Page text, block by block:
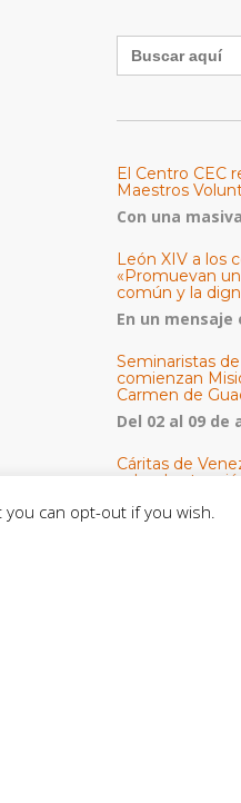
Buscar:
El Centro CEC
Maestros
Con una
León XIV a los
«Promuevan
común y la
En un mensaje
Seminaristas
comienzan
Carmen de
Del 02 al 09 de
Cáritas de
sobre la
Cáritas de
can opt-out if you wish.